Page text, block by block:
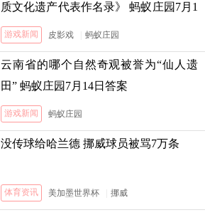
质文化遗产代表作名录》 蚂蚁庄园7月1
3日答案
游戏新闻 皮影戏 蚂蚁庄园
云南省的哪个自然奇观被誉为“仙人遗
田” 蚂蚁庄园7月14日答案
游戏新闻 蚂蚁庄园
没传球给哈兰德 挪威球员被骂7万条
体育资讯 美加墨世界杯 挪威